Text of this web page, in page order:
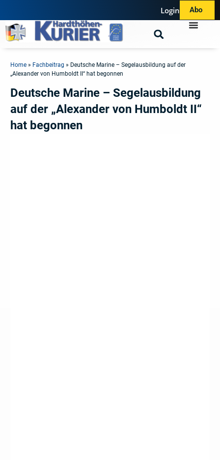
Login Abo
Home » Fachbeitrag » Deutsche Marine – Segelausbildung auf der
„Alexander von Humboldt II“ hat begonnen
Deutsche Marine – Segelausbildung
auf der „Alexander von Humboldt II“
hat begonnen